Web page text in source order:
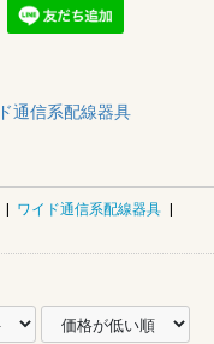
通信系配線器具
| ワイド通信系配線器具 |